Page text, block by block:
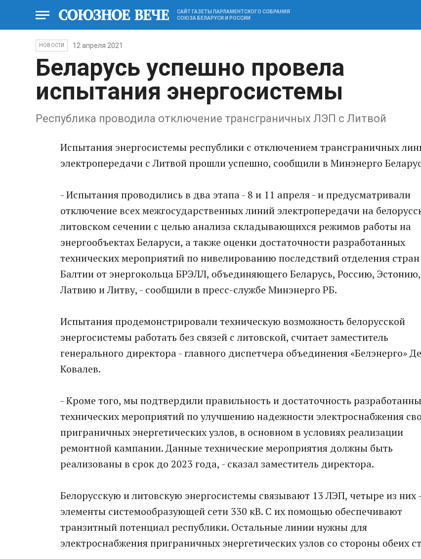
САЙТ ГАЗЕТЫ ПАРЛАМЕНТСКОГО СОБРАНИЯ
СОЮЗА БЕЛАРУСИ И РОССИИ
НОВОСТИ 12 апреля 2021
Беларусь успешно провела
испытания энергосистемы
Республика проводила отключение трансграничных ЛЭП с Литвой
Испытания энергосистемы республики с отключением трансграничных
электропередачи с Литвой прошли успешно, сообщили в Минэнерго
- Испытания проводились в два этапа - 8 и 11 апреля - и предусматривали
отключение всех межгосударственных линий электропередачи на
литовском сечении с целью анализа складывающихся режимов работы на
энергообъектах Беларуси, а также оценки достаточности разработанных
технических мероприятий по нивелированию последствий отделения стран
Балтии от энергокольца БРЭЛЛ, объединяющего Беларусь, Россию, Эстонию,
Латвию и Литву, - сообщили в пресс-службе Минэнерго РБ.
Испытания продемонстрировали техническую возможность белорусской
энергосистемы работать без связей с литовской, считает заместитель
генерального директора - главного диспетчера объединения «Белэнерго»
Ковалев.
- Кроме того, мы подтвердили правильность и достаточность
технических мероприятий по улучшению надежности электроснабжения
приграничных энергетических узлов, в основном в условиях реализации
ремонтной кампании. Данные технические мероприятия должны быть
реализованы в срок до 2023 года, - сказал заместитель директора.
Белорусскую и литовскую энергосистемы связывают 13 ЛЭП, четыре из них -
элементы системообразующей сети 330 кВ. С их помощью обеспечивают
транзитный потенциал республики. Остальные линии нужны для
электроснабжения приграничных энергетических узлов со стороны обеих